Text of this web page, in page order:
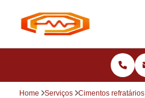
Home Serviços Cimentos refratários